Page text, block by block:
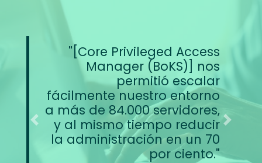
[Core Privileged Access
Manager (BoKS)] nos
permitió escalar
fácilmente nuestro entorno
a más de 84.000 servidores,
y al mismo tiempo reducir
la administración en un 70
por ciento.
Previous Next